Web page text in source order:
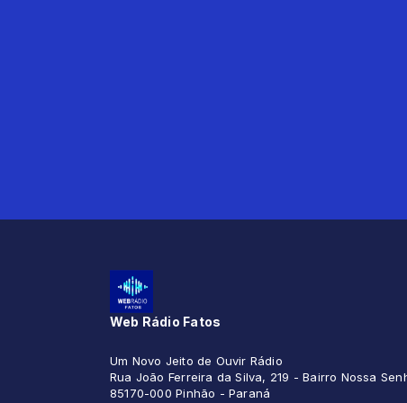
Web Rádio Fatos
Um Novo Jeito de Ouvir Rádio
Rua João Ferreira da Silva, 219 - Bairro Nossa
85170-000 Pinhão - Paraná